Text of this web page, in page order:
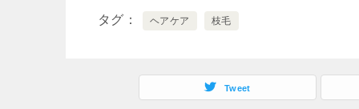
タグ ヘアケア 枝毛
Tweet